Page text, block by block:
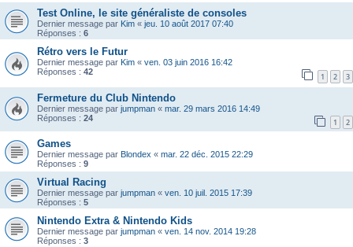
Test Online, le site généraliste de consoles
Dernier message par Kim « jeu. 10 août 2017 07:40
Réponses : 6
Rétro vers le Futur
Dernier message par Kim « ven. 03 juin 2016 16:42
Réponses : 42 1 2 3
Fermeture du Club Nintendo
Dernier message par jumpman « mar. 29 mars 2016 14:49
Réponses : 24 1 2
Games
Dernier message par Blondex « mar. 22 déc. 2015 22:29
Réponses : 9
Virtual Racing
Dernier message par jumpman « ven. 10 juil. 2015 17:39
Réponses : 5
Nintendo Extra & Nintendo Kids
Dernier message par jumpman « ven. 14 nov. 2014 19:28
Réponses : 3